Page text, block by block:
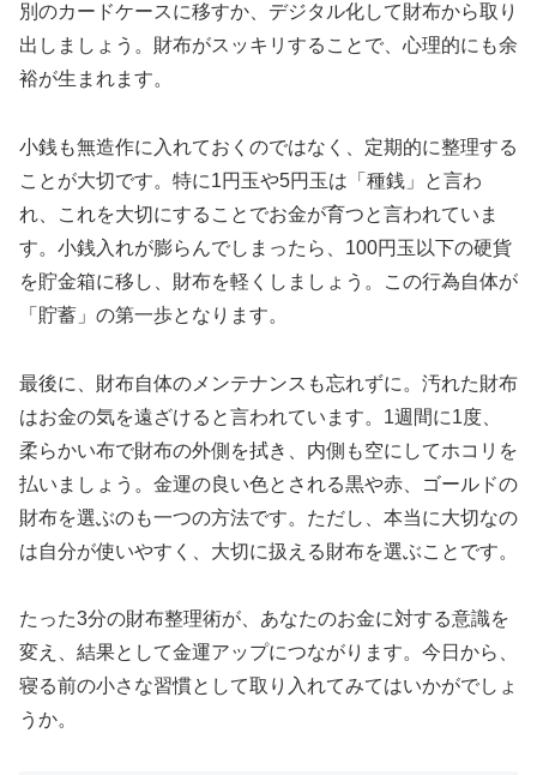
別のカードケースに移すか、デジタル化して財布から取り
出しましょう。財布がスッキリすることで、心理的にも余
裕が生まれます。
小銭も無造作に入れておくのではなく、定期的に整理する
ことが大切です。特に1円玉や5円玉は「種銭」と言わ
れ、これを大切にすることでお金が育つと言われていま
す。小銭入れが膨らんでしまったら、100円玉以下の硬貨
を貯金箱に移し、財布を軽くしましょう。この行為自体が
「貯蓄」の第一歩となります。
最後に、財布自体のメンテナンスも忘れずに。汚れた財布
はお金の気を遠ざけると言われています。1週間に1度、
柔らかい布で財布の外側を拭き、内側も空にしてホコリを
払いましょう。金運の良い色とされる黒や赤、ゴールドの
財布を選ぶのも一つの方法です。ただし、本当に大切なの
は自分が使いやすく、大切に扱える財布を選ぶことです。
たった3分の財布整理術が、あなたのお金に対する意識を
変え、結果として金運アップにつながります。今日から、
寝る前の小さな習慣として取り入れてみてはいかがでしょ
うか。